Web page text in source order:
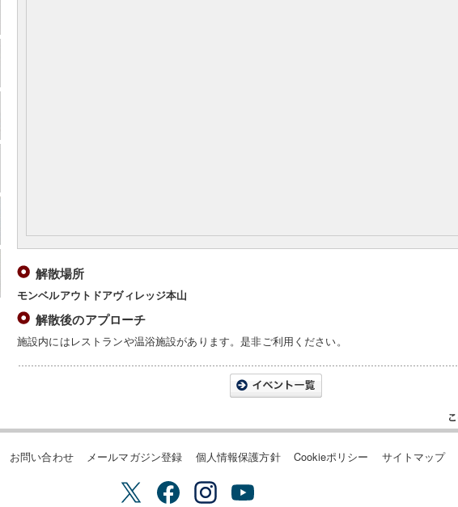
解散場所
モンベルアウトドアヴィレッジ本山
解散後のアプローチ
施設内にはレストランや温浴施設があります。是非ご利用ください。
お問い合わせ メールマガジン登録 個人情報保護方針 Cookieポリシー サイトマップ